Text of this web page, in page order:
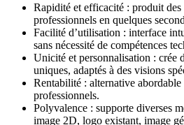
Rapidité et efficacité : produit des
professionnels en quelques
Facilité d’utilisation : interface
sans nécessité de compétences
Unicité et personnalisation : crée
uniques, adaptés à des visions
Rentabilité : alternative abordable
professionnels.
Polyvalence : supporte diverses
image 2D, logo existant, image